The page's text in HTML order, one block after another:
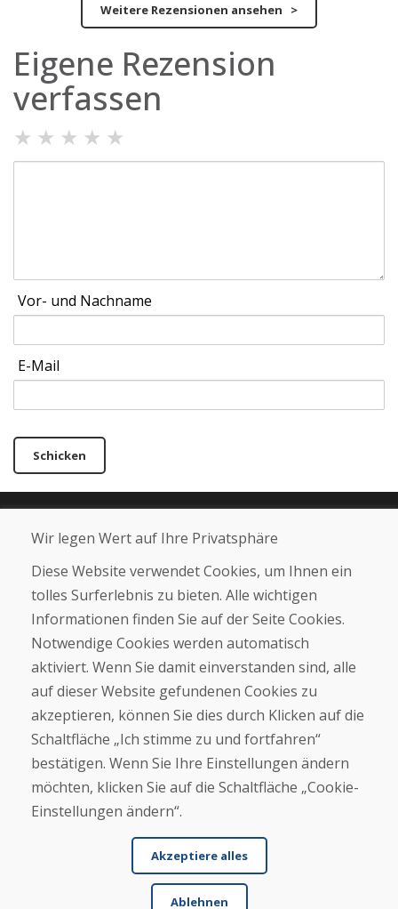
Weitere Rezensionen ansehen >
Eigene Rezension
verfassen
★ ★ ★ ★ ★
Vor- und Nachname
E-Mail
Schicken
Helpline
info@domivosport.de
Über uns
Blog
Über uns
Geschäft
Kontakt
Kaufen
E-Shop
Impressum
Geschäftsbedingungen
Zahlung
Beschwerde
Rückgabe und Umtausch von Waren
Schutz personenbezogener Daten
Wir legen Wert auf Ihre Privatsphäre
Diese Website verwendet Cookies, um Ihnen ein
tolles Surferlebnis zu bieten. Alle wichtigen
Informationen finden Sie auf der Seite Cookies.
Notwendige Cookies werden automatisch
aktiviert. Wenn Sie damit einverstanden sind, alle
auf dieser Website gefundenen Cookies zu
akzeptieren, können Sie dies durch Klicken auf die
Schaltfläche „Ich stimme zu und fortfahren“
bestätigen. Wenn Sie Ihre Einstellungen ändern
möchten, klicken Sie auf die Schaltfläche „Cookie-
Einstellungen ändern“.
Akzeptiere alles
Ablehnen